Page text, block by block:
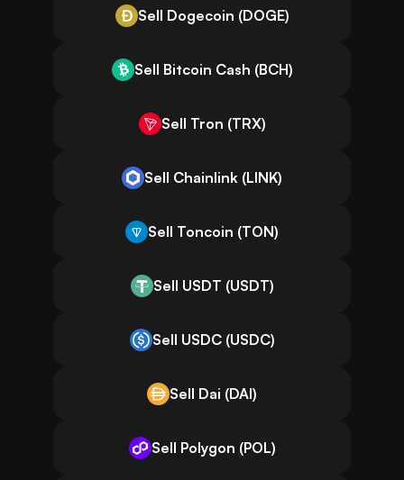
Sell Dogecoin (DOGE)
Sell Bitcoin Cash (BCH)
Sell Tron (TRX)
Sell Chainlink (LINK)
Sell Toncoin (TON)
Sell USDT (USDT)
Sell USDC (USDC)
Sell Dai (DAI)
Sell Polygon (POL)